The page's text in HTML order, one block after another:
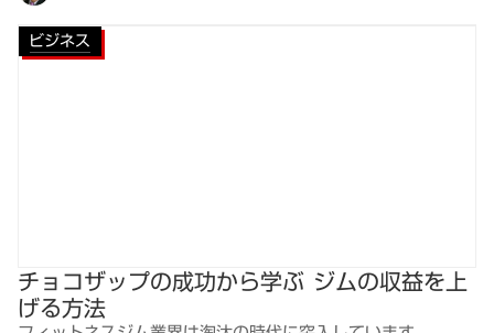
ビジネス
チョコザップの成功から学ぶ ジムの収益を上
げる方法